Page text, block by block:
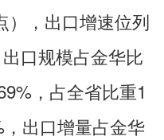
），出口增速位列
口规模占金华比
，占全省比重1
出口增量占金华